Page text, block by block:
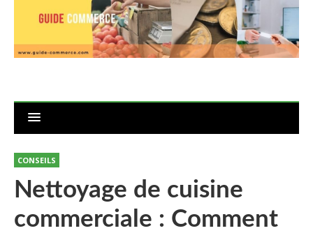
CONSEILS
Nettoyage de cuisine
commerciale : Comment